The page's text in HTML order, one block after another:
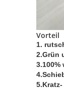
Vorteil
1.
2.Grün
3.100%